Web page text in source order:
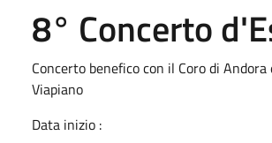
8° Concerto
Concerto benefico con il Coro di
Viapiano
Data inizio :